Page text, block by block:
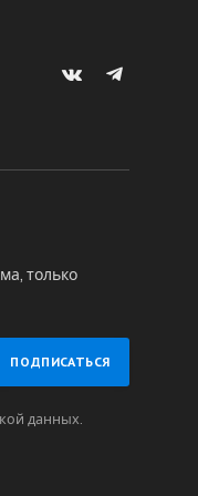
VKontakteTelegram
только
данных.